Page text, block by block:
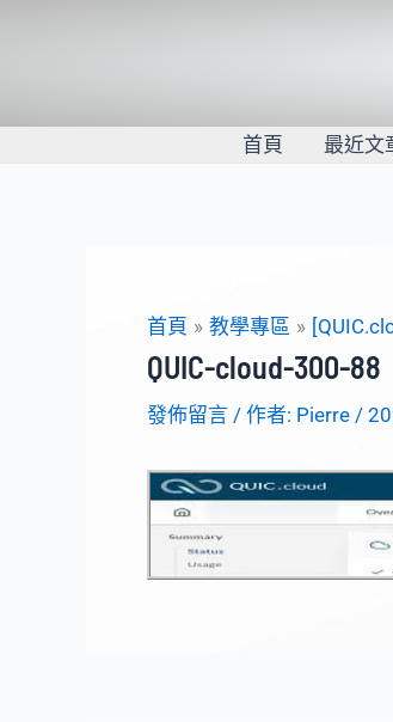
首頁 最近文
首頁 教學專區
QUIC-cloud-300-88
發佈留言 / 作者: Pierre /